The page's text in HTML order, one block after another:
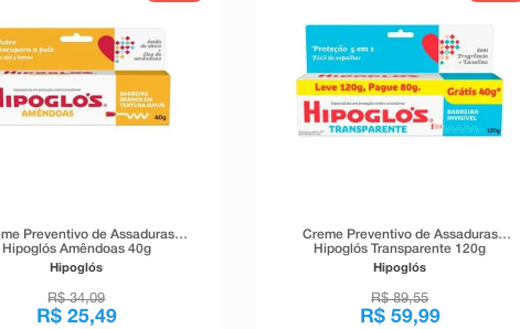
Preventivo de Assaduras
Hipoglós Amêndoas 40g
Hipoglós
R$ 34,09
R$ 25,49
Creme Preventivo de Assaduras
Hipoglós Transparente 120g
Hipoglós
R$ 89,55
R$ 59,99